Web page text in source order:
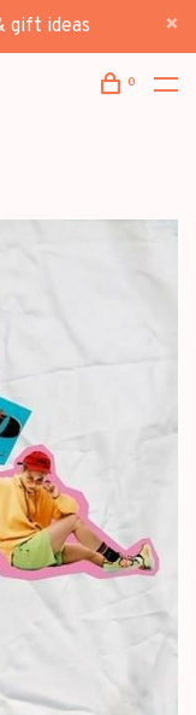
gift ideas
0